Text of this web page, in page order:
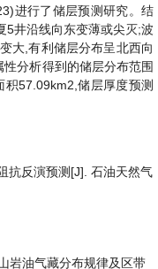
进行了储层预测研究。结
5井沿线向东变薄或尖灭;波
大,有利储层分布呈北西向
分析得到的储层分布范围
57.09km2,储层厚度预测
抗反演预测[J]. 石油天然气
岩油气藏分布规律及区带